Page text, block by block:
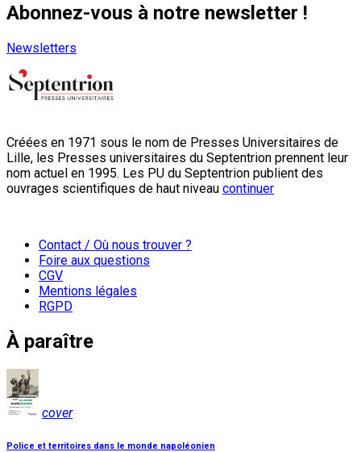
Abonnez-vous à notre newsletter !
Newsletters
Créées en 1971 sous le nom de Presses Universitaires de
Lille, les Presses universitaires du Septentrion prennent leur
nom actuel en 1995. Les PU du Septentrion publient des
ouvrages scientifiques de haut niveau continuer
Contact / Où nous trouver ?
Foire aux questions
CGV
Mentions légales
RGPD
À paraître
cover
Police et territoires dans le monde napoléonien